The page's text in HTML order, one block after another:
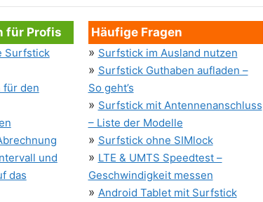
für Profis
Surfstick
für den
und
das
Häufige Fragen
» Surfstick im Ausland nutzen
» Surfstick Guthaben aufladen –
So geht’s
» Surfstick mit Antennenanschluss
– Liste der Modelle
» Surfstick ohne SIMlock
» LTE & UMTS Speedtest –
Geschwindigkeit messen
» Android Tablet mit Surfstick